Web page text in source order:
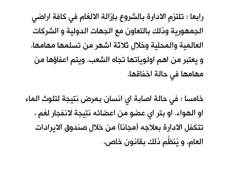
رابعا : تلتزم الادارة بالشروع بإزالة الالغام في كافة اراضي
الجمهورية وذلك بالتعاون مع الجهات الدولية و الشركات
العالمية والمحلية وخلال ثلاثة اشهر من تسلمها مهامها.
و يعتبر من اهم اولوياتها تجاه الشعب. ويتم اعفاؤها من
مهامها في حالة اخفاقها.
خامسا : في حالة اصابة اي انسان بمرض نتيجة لتلوث الماء
او الهواء. او بتر اي عضو من اعضائه نتيجة لانفجار لغم ،
تتكفل الادارة بعلاجه (مجانا) من خلال صندوق الايرادات
العام. و يُنظَّم ذلك بقانون خاص.